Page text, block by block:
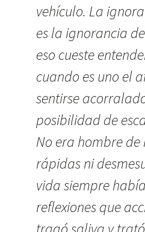
vehículo. La
es la ignorancia
eso cueste
cuando es uno el
sentirse
posibilidad de
No era hombre de
rápidas ni
vida siempre
reflexiones que